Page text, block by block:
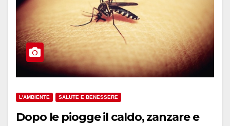
L'AMBIENTE SALUTE E BENESSERE
Dopo le piogge il caldo, zanzare e